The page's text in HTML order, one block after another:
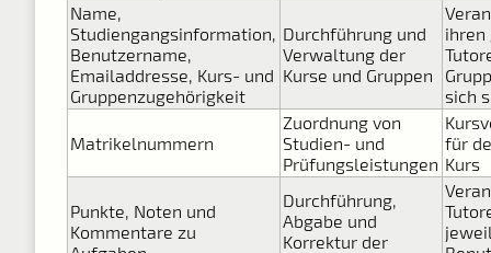
Name,
Studiengangsinformation,
Benutzername,
Emailaddresse, Kurs- und
Gruppenzugehörigkeit
Durchführung und
Verwaltung der
Kurse und Gruppen
ihren
sich
Matrikelnummern
Zuordnung von
Studien- und
Prüfungsleistungen
für
Kurs
Punkte, Noten und
Kommentare zu
Durchführung,
Abgabe und
Korrektur der